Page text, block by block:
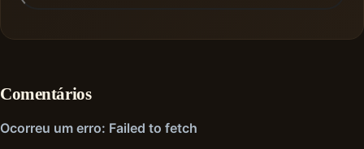
Comentários